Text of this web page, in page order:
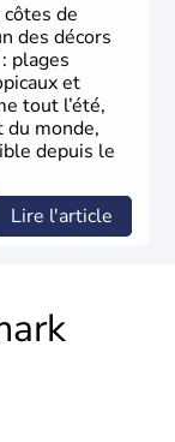
de
des décors
plages
et
tout l’été,
du monde,
depuis le
Lire l'article